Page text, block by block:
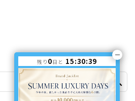
search
残り 0日と 15:30:39